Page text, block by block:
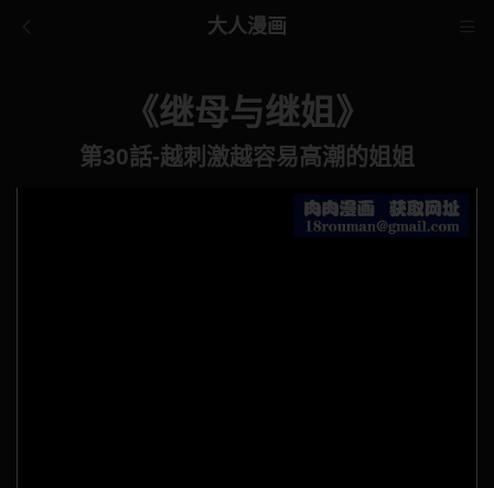
大人漫画
《继母与继姐》
第30話-越刺激越容易高潮的姐姐